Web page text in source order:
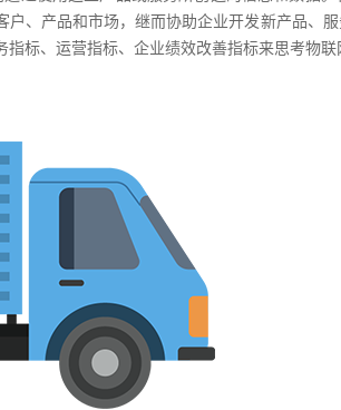
、产品和市场，继而协助企业开发新产品、
标、运营指标、企业绩效改善指标来思考物联